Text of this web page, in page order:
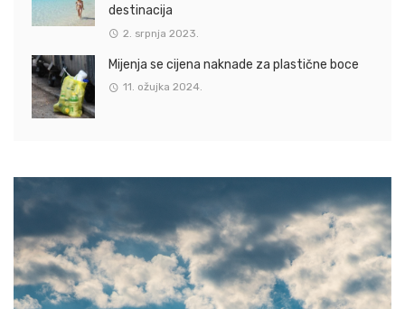
destinacija
2. srpnja 2023.
Mijenja se cijena naknade za plastične boce
11. ožujka 2024.